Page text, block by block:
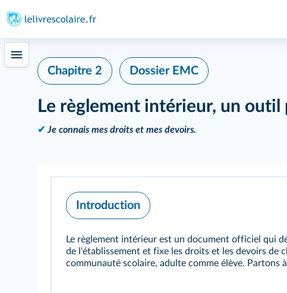
Chapitre 2 Dossier EMC
Le règlement intérieur, un outil
✔ Je connais mes droits et mes devoirs.
Introduction
Le règlement intérieur est un document officiel qui
de l'établissement et fixe les droits et les devoirs de
communauté scolaire, adulte comme élève. Partons